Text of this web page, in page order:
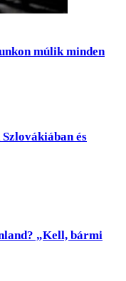
múlik minden
és
„Kell, bármi